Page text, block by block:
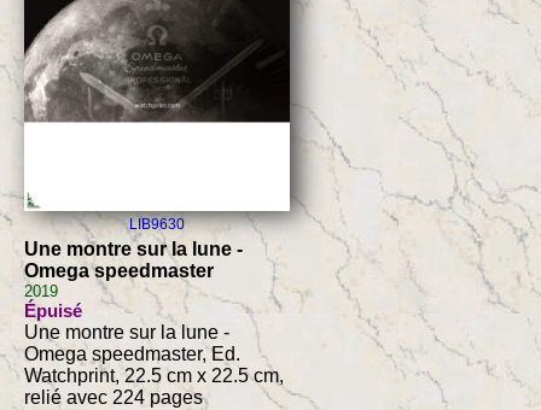
LIB9630
Une montre sur la lune -
Omega speedmaster
2019
Épuisé
Une montre sur la lune -
Omega speedmaster, Ed.
Watchprint, 22.5 cm x 22.5 cm,
relié avec 224 pages